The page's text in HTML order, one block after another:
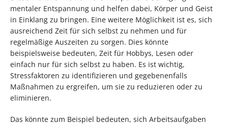
mentaler Entspannung und helfen dabei, Körper und Geist
in Einklang zu bringen. Eine weitere Möglichkeit ist es, sich
ausreichend Zeit für sich selbst zu nehmen und für
regelmäßige Auszeiten zu sorgen. Dies könnte
beispielsweise bedeuten, Zeit für Hobbys, Lesen oder
einfach nur für sich selbst zu haben. Es ist wichtig,
Stressfaktoren zu identifizieren und gegebenenfalls
Maßnahmen zu ergreifen, um sie zu reduzieren oder zu
eliminieren.
Das könnte zum Beispiel bedeuten, sich Arbeitsaufgaben